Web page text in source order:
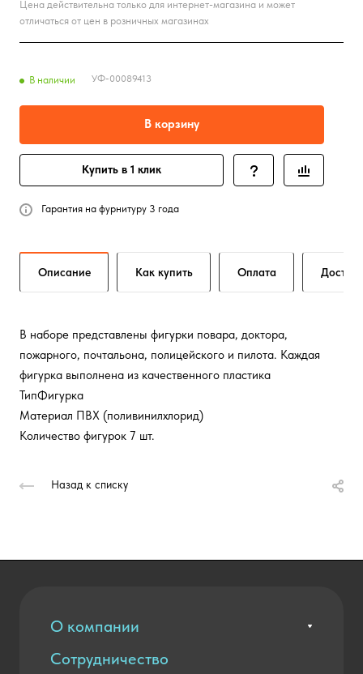
Цена действительна только для интернет-магазина и может
отличаться от цен в розничных магазинах
В наличии УФ-00089413
В корзину
Купить в 1 клик
Гарантия на фурнитуру 3 года
Описание Как купить Оплата
В наборе представлены фигурки повара, доктора,
пожарного, почтальона, полицейского и пилота. Каждая
фигурка выполнена из качественного пластика
ТипФигурка
Материал ПВХ (поливинилхлорид)
Количество фигурок 7 шт.
Назад к списку
О компании
Вакансии
Сотрудничество